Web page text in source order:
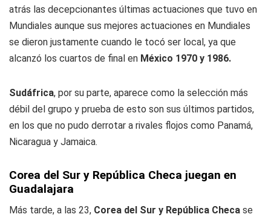
atrás las decepcionantes últimas actuaciones que tuvo en
Mundiales aunque sus mejores actuaciones en Mundiales
se dieron justamente cuando le tocó ser local, ya que
alcanzó los cuartos de final en México 1970 y 1986.
Sudáfrica, por su parte, aparece como la selección más
débil del grupo y prueba de esto son sus últimos partidos,
en los que no pudo derrotar a rivales flojos como Panamá,
Nicaragua y Jamaica.
Corea del Sur y República Checa juegan en
Guadalajara
Más tarde, a las 23, Corea del Sur y República Checa se